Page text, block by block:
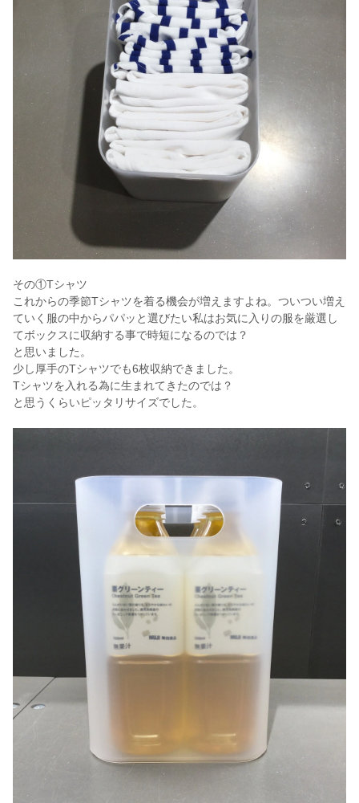
その①Tシャツ
これからの季節Tシャツを着る機会が増えますよね。ついつい増え
ていく服の中からパパッと選びたい私はお気に入りの服を厳選し
てボックスに収納する事で時短になるのでは？
と思いました。
少し厚手のTシャツでも6枚収納できました。
Tシャツを入れる為に生まれてきたのでは？
と思うくらいピッタリサイズでした。